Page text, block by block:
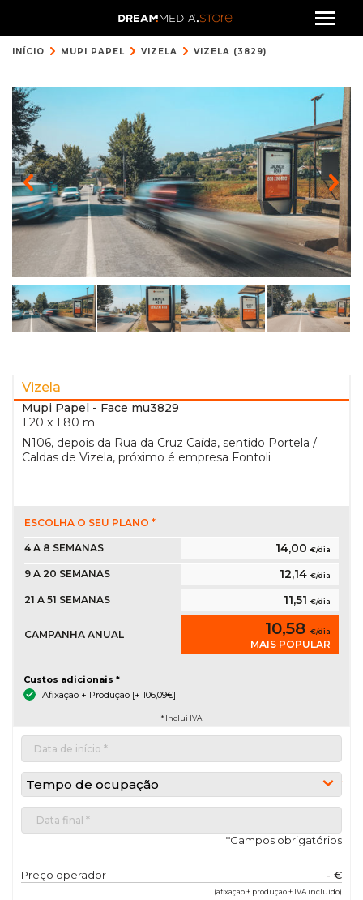
INÍCIO MUPI PAPEL VIZELA VIZELA (3829)
Vizela
Mupi Papel - Face mu3829
1.20 x 1.80 m
N106, depois da Rua da Cruz Caída, sentido Portela /
Caldas de Vizela, próximo é empresa Fontoli
ESCOLHA O SEU PLANO *
4 A 8 SEMANAS 14,00 €/dia
9 A 20 SEMANAS 12,14 €/dia
21 A 51 SEMANAS 11,51 €/dia
CAMPANHA ANUAL 10,58 €/dia
MAIS POPULAR
Custos adicionais *
Afixação + Produção [+ 106,09€]
* Inclui IVA
Tempo de ocupação
*Campos obrigatórios
Preço operador - €
(afixação + produção + IVA incluído)